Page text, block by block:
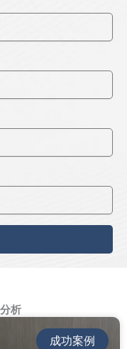
析
成功案例